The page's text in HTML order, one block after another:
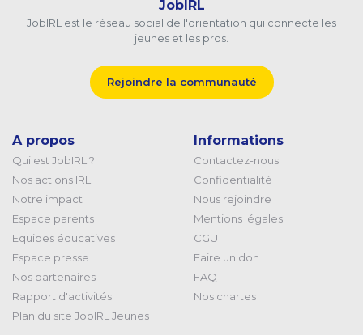
JobIRL
JobIRL est le réseau social de l'orientation qui connecte les
jeunes et les pros.
Rejoindre la communauté
A propos
Qui est JobIRL ?
Nos actions IRL
Notre impact
Espace parents
Equipes éducatives
Espace presse
Nos partenaires
Rapport d'activités
Plan du site JobIRL Jeunes
Informations
Contactez-nous
Confidentialité
Nous rejoindre
Mentions légales
CGU
Faire un don
FAQ
Nos chartes